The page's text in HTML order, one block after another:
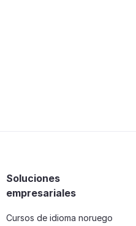
Soluciones
empresariales
Cursos de idioma noruego